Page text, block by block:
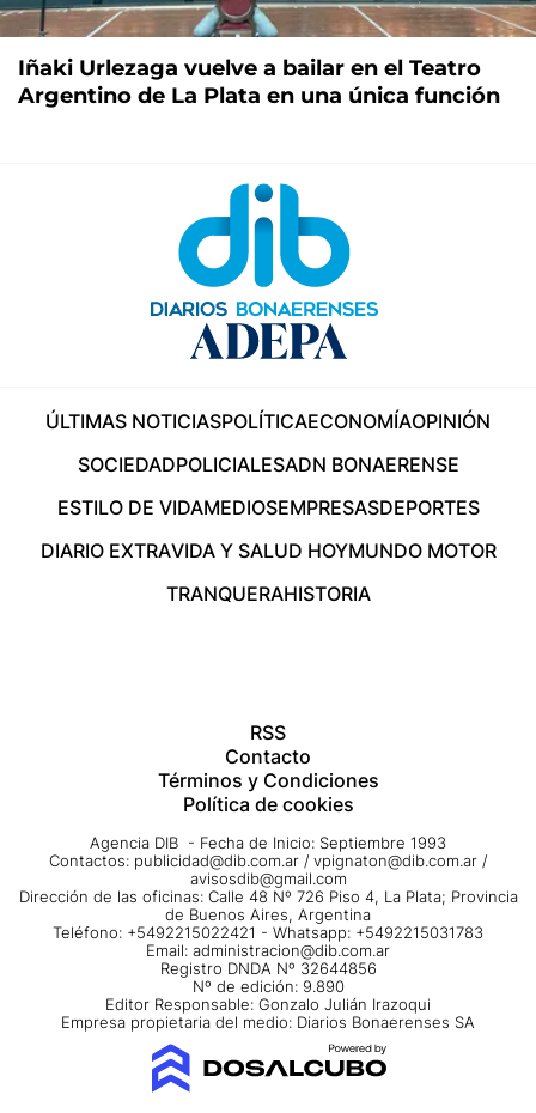
Iñaki Urlezaga vuelve a bailar en el Teatro
Argentino de La Plata en una única función
ÚLTIMAS NOTICIASPOLÍTICAECONOMÍAOPINIÓN
SOCIEDADPOLICIALESADN BONAERENSE
ESTILO DE VIDAMEDIOSEMPRESASDEPORTES
DIARIO EXTRAVIDA Y SALUD HOYMUNDO MOTOR
TRANQUERAHISTORIA
RSS
Contacto
Términos y Condiciones
Política de cookies
Agencia DIB - Fecha de Inicio: Septiembre 1993
Contactos: publicidad@dib.com.ar / vpignaton@dib.com.ar /
avisosdib@gmail.com
Dirección de las oficinas: Calle 48 Nº 726 Piso 4, La Plata; Provincia
de Buenos Aires, Argentina
Teléfono: +5492215022421 - Whatsapp: +5492215031783
Email: administracion@dib.com.ar
Registro DNDA Nº 32644856
Nº de edición: 9.890
Editor Responsable: Gonzalo Julián Irazoqui
Empresa propietaria del medio: Diarios Bonaerenses SA